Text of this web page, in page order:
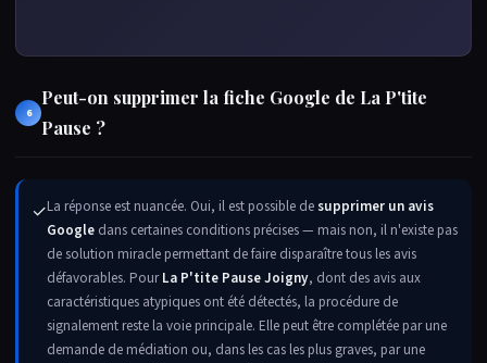
6
Peut-on supprimer la fiche Google de La P'tite
Pause ?
✓La réponse est nuancée. Oui, il est possible desupprimer un avis
Google dans certaines conditions précises — mais non, il n'existe pas
de solution miracle permettant de faire disparaître tous les avis
défavorables. PourLa P'tite Pause Joigny, dont des avis aux
caractéristiques atypiques ont été détectés, la procédure de
signalement reste la voie principale. Elle peut être complétée par une
demande de médiation ou, dans les cas les plus graves, par une